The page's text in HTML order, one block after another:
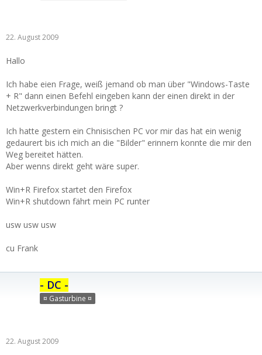
22. August 2009
Hallo
Ich habe eien Frage, weiß jemand ob man über "Windows-Taste
+ R" dann einen Befehl eingeben kann der einen direkt in der
Netzwerkverbindungen bringt ?
Ich hatte gestern ein Chnisischen PC vor mir das hat ein wenig
gedaurert bis ich mich an die "Bilder" erinnern konnte die mir den
Weg bereitet hätten.
Aber wenns direkt geht wäre super.
Win+R Firefox startet den Firefox
Win+R shutdown fährt mein PC runter
usw usw usw
cu Frank
- DC -
¤ Gasturbine ¤
22. August 2009